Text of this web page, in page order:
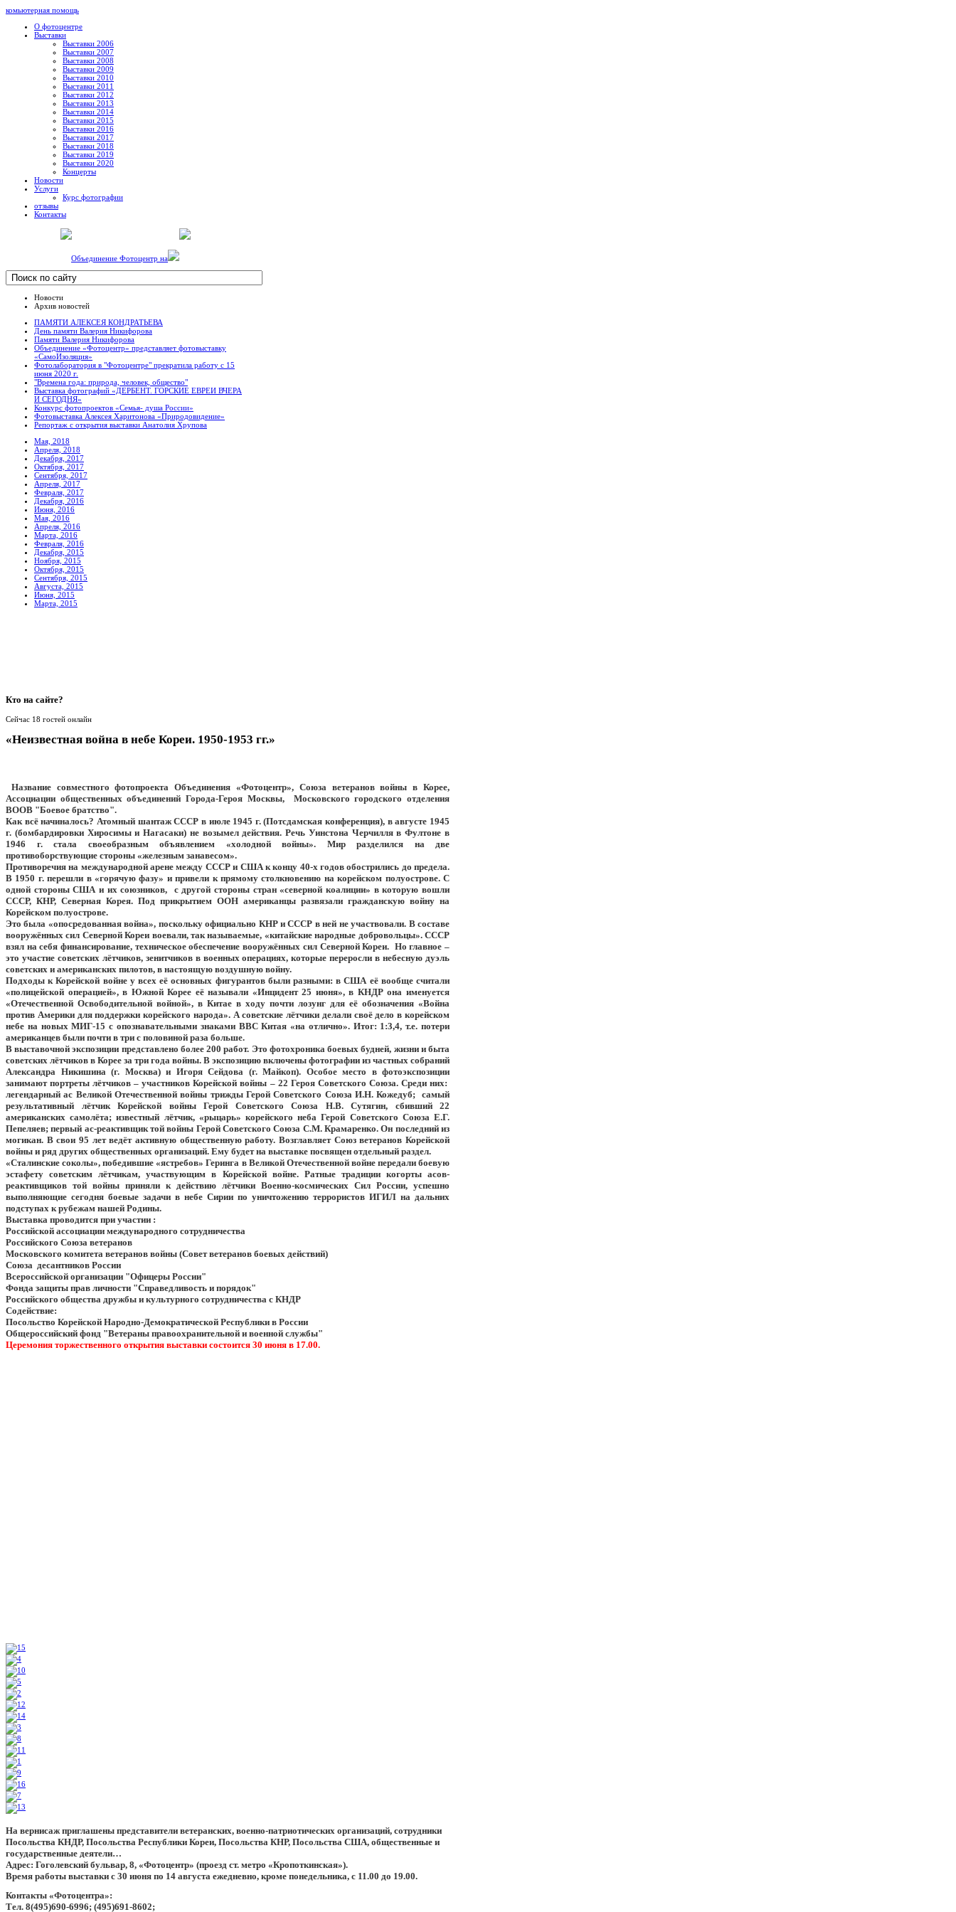
комьютерная помощь
О фотоцентре
Выставки
Выставки 2006
Выставки 2007
Выставки 2008
Выставки 2009
Выставки 2010
Выставки 2011
Выставки 2012
Выставки 2013
Выставки 2014
Выставки 2015
Выставки 2016
Выставки 2017
Выставки 2018
Выставки 2019
Выставки 2020
Концерты
Новости
Услуги
Курс фотографии
отзывы
Контакты
Объединение Фотоцентр на
Новости
Архив новостей
ПАМЯТИ АЛЕКСЕЯ КОНДРАТЬЕВА
День памяти Валерия Никифорова
Памяти Валерия Никифорова
Объединение «Фотоцентр» представляет фотовыставку
«СамоИзоляция»
Фотолаборатория в "Фотоцентре" прекратила работу с 15
июня 2020 г.
"Времена года: природа, человек, общество"
Выставка фотографий «ДЕРБЕНТ. ГОРСКИЕ ЕВРЕИ ВЧЕРА
И СЕГОДНЯ»
Конкурс фотопроектов «Семья- душа России»
Фотовыставка Алексея Харитонова «Природовидение»
Репортаж с открытия выставки Анатолия Хрупова
Мая, 2018
Апреля, 2018
Декабря, 2017
Октября, 2017
Сентября, 2017
Апреля, 2017
Февраля, 2017
Декабря, 2016
Июня, 2016
Мая, 2016
Апреля, 2016
Марта, 2016
Февраля, 2016
Декабря, 2015
Ноября, 2015
Октября, 2015
Сентября, 2015
Августа, 2015
Июня, 2015
Марта, 2015
Кто на сайте?
Сейчас 18 гостей онлайн
«Неизвестная война в небе Кореи. 1950-1953 гг.»
Название совместного фотопроекта Объединения «Фотоцентр», Союза ветеранов войны в Корее,
Ассоциации общественных объединений Города-Героя Москвы, Московского городского отделения
ВООВ "Боевое братство".
Как всё начиналось? Атомный шантаж СССР в июле 1945 г. (Потсдамская конференция), в августе 1945
г. (бомбардировки Хиросимы и Нагасаки) не возымел действия. Речь Уинстона Черчилля в Фултоне в
1946 г. стала своеобразным объявлением «холодной войны». Мир разделился на две
противоборствующие стороны «железным занавесом».
Противоречия на международной арене между СССР и США к концу 40-х годов обострились до предела.
В 1950 г. перешли в «горячую фазу» и привели к прямому столкновению на корейском полуострове. С
одной стороны США и их союзников, с другой стороны стран «северной коалиции» в которую вошли
СССР, КНР, Северная Корея. Под прикрытием ООН американцы развязали гражданскую войну на
Корейском полуострове.
Это была «опосредованная война», поскольку официально КНР и СССР в ней не участвовали. В составе
вооружённых сил Северной Кореи воевали, так называемые, «китайские народные добровольцы». СССР
взял на себя финансирование, техническое обеспечение вооружённых сил Северной Кореи. Но главное –
это участие советских лётчиков, зенитчиков в военных операциях, которые переросли в небесную дуэль
советских и американских пилотов, в настоящую воздушную войну.
Подходы к Корейской войне у всех её основных фигурантов были разными: в США её вообще считали
«полицейской операцией», в Южной Корее её называли «Инцидент 25 июня», в КНДР она именуется
«Отечественной Освободительной войной», в Китае в ходу почти лозунг для её обозначения «Война
против Америки для поддержки корейского народа». А советские лётчики делали своё дело в корейском
небе на новых МИГ-15 с опознавательными знаками ВВС Китая «на отлично». Итог: 1:3,4, т.е. потери
американцев были почти в три с половиной раза больше.
В выставочной экспозиции представлено более 200 работ. Это фотохроника боевых будней, жизни и быта
советских лётчиков в Корее за три года войны. В экспозицию включены фотографии из частных собраний
Александра Никишина (г. Москва) и Игоря Сейдова (г. Майкоп). Особое место в фотоэкспозиции
занимают портреты лётчиков – участников Корейской войны – 22 Героя Советского Союза. Среди них:
легендарный ас Великой Отечественной войны трижды Герой Советского Союза И.Н. Кожедуб; самый
результативный лётчик Корейской войны Герой Советского Союза Н.В. Сутягин, сбивший 22
американских самолёта; известный лётчик, «рыцарь» корейского неба Герой Советского Союза Е.Г.
Пепеляев; первый ас-реактивщик той войны Герой Советского Союза С.М. Крамаренко. Он последний из
могикан. В свои 95 лет ведёт активную общественную работу. Возглавляет Союз ветеранов Корейской
войны и ряд других общественных организаций. Ему будет на выставке посвящен отдельный раздел.
«Сталинские соколы», победившие «ястребов» Геринга в Великой Отечественной войне передали боевую
эстафету советским лётчикам, участвующим в Корейской войне. Ратные традиции когорты асов-
реактивщиков той войны приняли к действию лётчики Военно-космических Сил России, успешно
выполняющие сегодня боевые задачи в небе Сирии по уничтожению террористов ИГИЛ на дальних
подступах к рубежам нашей Родины.
Выставка проводится при участии :
Российской ассоциации международного сотрудничества
Российского Союза ветеранов
Московского комитета ветеранов войны (Совет ветеранов боевых действий)
Союза десантников России
Всероссийской организации "Офицеры России"
Фонда защиты прав личности "Справедливость и порядок"
Российского общества дружбы и культурного сотрудничества с КНДР
Содействие:
Посольство Корейской Народно-Демократической Республики в России
Общероссийский фонд "Ветераны правоохранительной и военной службы"
Церемония торжественного открытия выставки состоится 30 июня в 17.00.
На вернисаж приглашены представители ветеранских, военно-патриотических организаций, сотрудники
Посольства КНДР, Посольства Республики Кореи, Посольства КНР, Посольства США, общественные и
государственные деятели…
Адрес: Гоголевский бульвар, 8, «Фотоцентр» (проезд ст. метро «Кропоткинская»).
Время работы выставки с 30 июня по 14 августа ежедневно, кроме понедельника, с 11.00 до 19.00.
Контакты «Фотоцентра»:
Тел. 8(495)690-6996; (495)691-8602;